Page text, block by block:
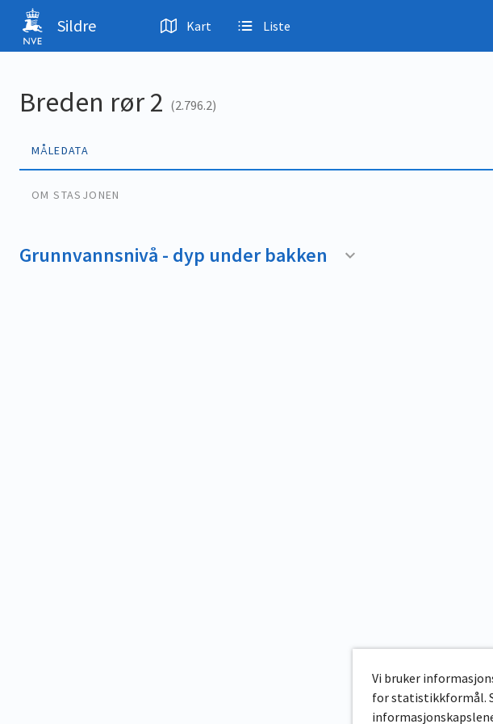
Hopp til hovedinnhold
Sildre Kart Liste
Breden rør 2 (2.796.2)
MÅLEDATA
OM STASJONEN
Grunnvannsnivå - dyp under bakken
Vi bruker
for statistikkformål.